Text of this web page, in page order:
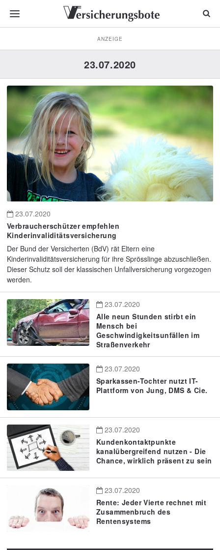
ANZEIGE
23.07.2020
23.07.2020
Verbraucherschützer empfehlen
Kinderinvaliditätsversicherung
Der Bund der Versicherten (BdV) rät Eltern eine
Kinderinvaliditätsversicherung für ihre Sprösslinge abzuschließen.
Dieser Schutz soll der klassischen Unfallversicherung vorgezogen
werden.
23.07.2020
Alle neun Stunden stirbt ein
Mensch bei
Geschwindigkeitsunfällen im
Straßenverkehr
23.07.2020
Sparkassen-Tochter nutzt IT-
Plattform von Jung, DMS & Cie.
23.07.2020
Kundenkontaktpunkte
kanalübergreifend nutzen - Die
Chance, wirklich präsent zu sein
23.07.2020
Rente: Jeder Vierte rechnet mit
Zusammenbruch des
Rentensystems